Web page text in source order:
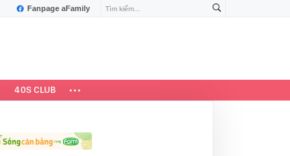
Fanpage aFamily
40S CLUB